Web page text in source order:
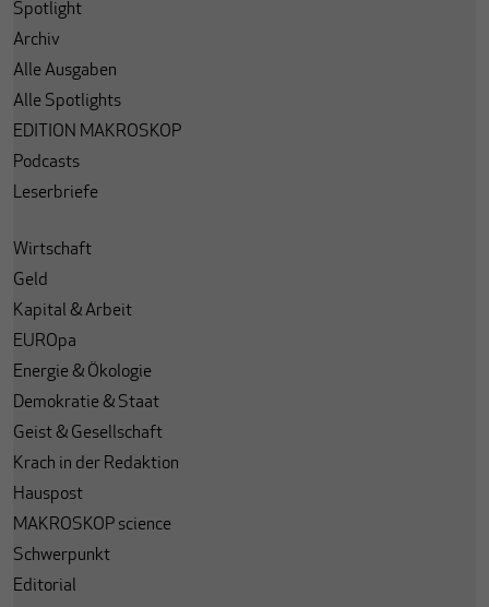
Spotlight
Archiv
Alle Ausgaben
Alle Spotlights
EDITION MAKROSKOP
Podcasts
Leserbriefe
Wirtschaft
Geld
Kapital & Arbeit
EUROpa
Energie & Ökologie
Demokratie & Staat
Geist & Gesellschaft
Krach in der Redaktion
Hauspost
MAKROSKOP science
Schwerpunkt
Editorial